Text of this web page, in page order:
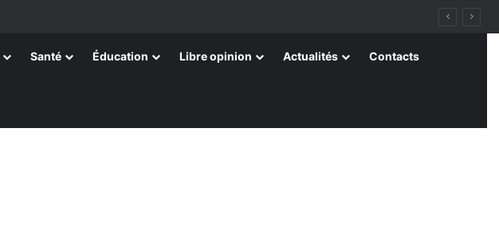
Santé Éducation Libre opinion Actualités Contacts